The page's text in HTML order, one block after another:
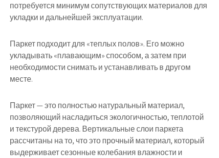
потребуется минимум сопутствующих материалов для
укладки и дальнейшей эксплуатации.
Паркет подходит для «теплых полов». Его можно
укладывать «плавающим» способом, а затем при
необходимости снимать и устанавливать в другом
месте.
Паркет — это полностью натуральный материал,
позволяющий насладиться экологичностью, теплотой
и текстурой дерева. Вертикальные слои паркета
рассчитаны на то, что это прочный материал, который
выдерживает сезонные колебания влажности и